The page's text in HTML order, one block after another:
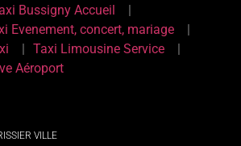
Bussigny Accueil
Evenement, concert, mariage
Taxi Limousine Service
Aéroport
VILLE